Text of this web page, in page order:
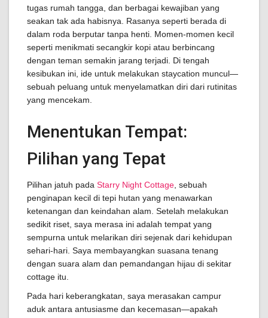
tugas rumah tangga, dan berbagai kewajiban yang
seakan tak ada habisnya. Rasanya seperti berada di
dalam roda berputar tanpa henti. Momen-momen kecil
seperti menikmati secangkir kopi atau berbincang
dengan teman semakin jarang terjadi. Di tengah
kesibukan ini, ide untuk melakukan staycation muncul—
sebuah peluang untuk menyelamatkan diri dari rutinitas
yang mencekam.
Menentukan Tempat:
Pilihan yang Tepat
Pilihan jatuh pada Starry Night Cottage , sebuah
penginapan kecil di tepi hutan yang menawarkan
ketenangan dan keindahan alam. Setelah melakukan
sedikit riset, saya merasa ini adalah tempat yang
sempurna untuk melarikan diri sejenak dari kehidupan
sehari-hari. Saya membayangkan suasana tenang
dengan suara alam dan pemandangan hijau di sekitar
cottage itu.
Pada hari keberangkatan, saya merasakan campur
aduk antara antusiasme dan kecemasan—apakah